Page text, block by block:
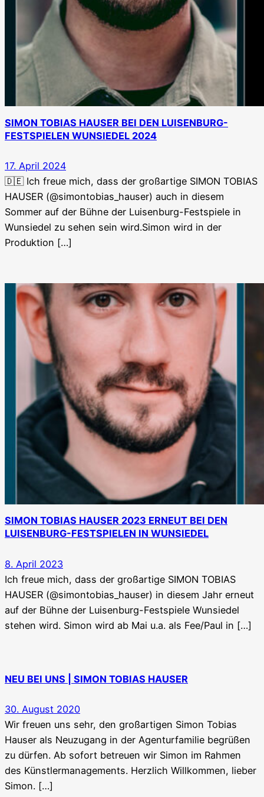
SIMON TOBIAS HAUSER BEI DEN LUISENBURG-
FESTSPIELEN WUNSIEDEL 2024
17. April 2024
🇩🇪 Ich freue mich, dass der großartige SIMON TOBIAS
HAUSER (@simontobias_hauser) auch in diesem
Sommer auf der Bühne der Luisenburg-Festspiele in
Wunsiedel zu sehen sein wird.Simon wird in der
Produktion […]
SIMON TOBIAS HAUSER 2023 ERNEUT BEI DEN
LUISENBURG-FESTSPIELEN IN WUNSIEDEL
8. April 2023
Ich freue mich, dass der großartige SIMON TOBIAS
HAUSER (@simontobias_hauser) in diesem Jahr erneut
auf der Bühne der Luisenburg-Festspiele Wunsiedel
stehen wird. Simon wird ab Mai u.a. als Fee/Paul in […]
NEU BEI UNS | SIMON TOBIAS HAUSER
30. August 2020
Wir freuen uns sehr, den großartigen Simon Tobias
Hauser als Neuzugang in der Agenturfamilie begrüßen
zu dürfen. Ab sofort betreuen wir Simon im Rahmen
des Künstlermanagements. Herzlich Willkommen, lieber
Simon. […]